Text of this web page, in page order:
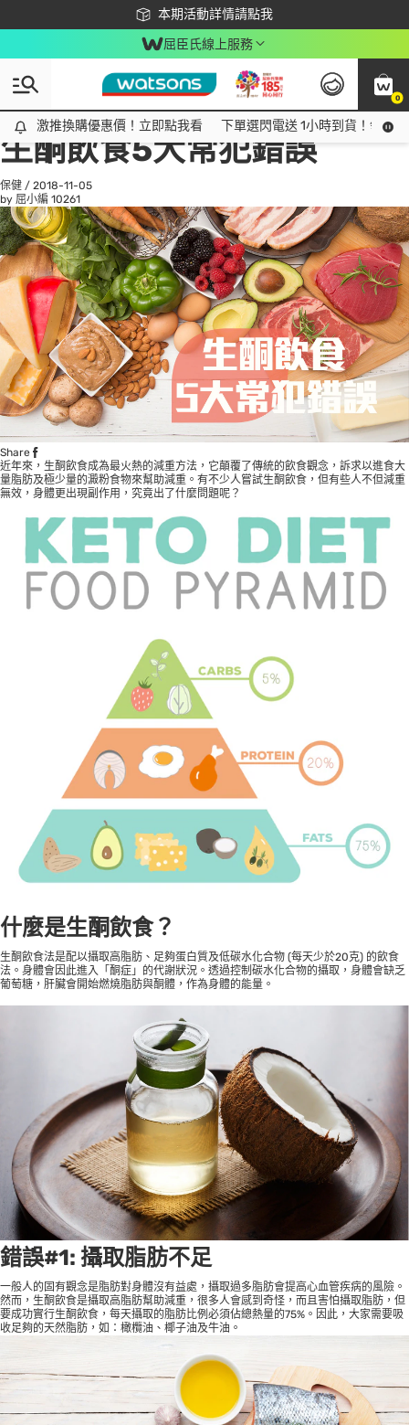
本期活動詳情請點我
下載app最高回饋$350
屈臣氏線上服務
0
激推換購優惠價！立即點我看
激推換購優惠價！立即點我看 下單選閃電送 1小時到貨！領神
All
話題趨勢
生酮飲食5大常犯錯誤
保健 / 2018-11-05
by 屈小編 10261
Share
近年來，生酮飲食成為最火熱的減重方法，它顛覆了傳統的飲食觀念，訴求以進食大
量脂肪及極少量的澱粉食物來幫助減重。有不少人嘗試生酮飲食，但有些人不但減重
無效，身體更出現副作用，究竟出了什麼問題呢？
什麼是生酮飲食？
生酮飲食法是配以攝取高脂肪、足夠蛋白質及低碳水化合物 (每天少於20克) 的飲食
法。身體會因此進入「酮症」的代謝狀況。透過控制碳水化合物的攝取，身體會缺乏
葡萄糖，肝臟會開始燃燒脂肪與酮體，作為身體的能量。
錯誤#1: 攝取脂肪不足
一般人的固有觀念是脂肪對身體沒有益處，攝取過多脂肪會提高心血管疾病的風險。
然而，生酮飲食是攝取高脂肪幫助減重，很多人會感到奇怪，而且害怕攝取脂肪，但
要成功實行生酮飲食，每天攝取的脂肪比例必須佔總熱量的75%。因此，大家需要吸
收足夠的天然脂肪，如：橄欖油、椰子油及牛油。